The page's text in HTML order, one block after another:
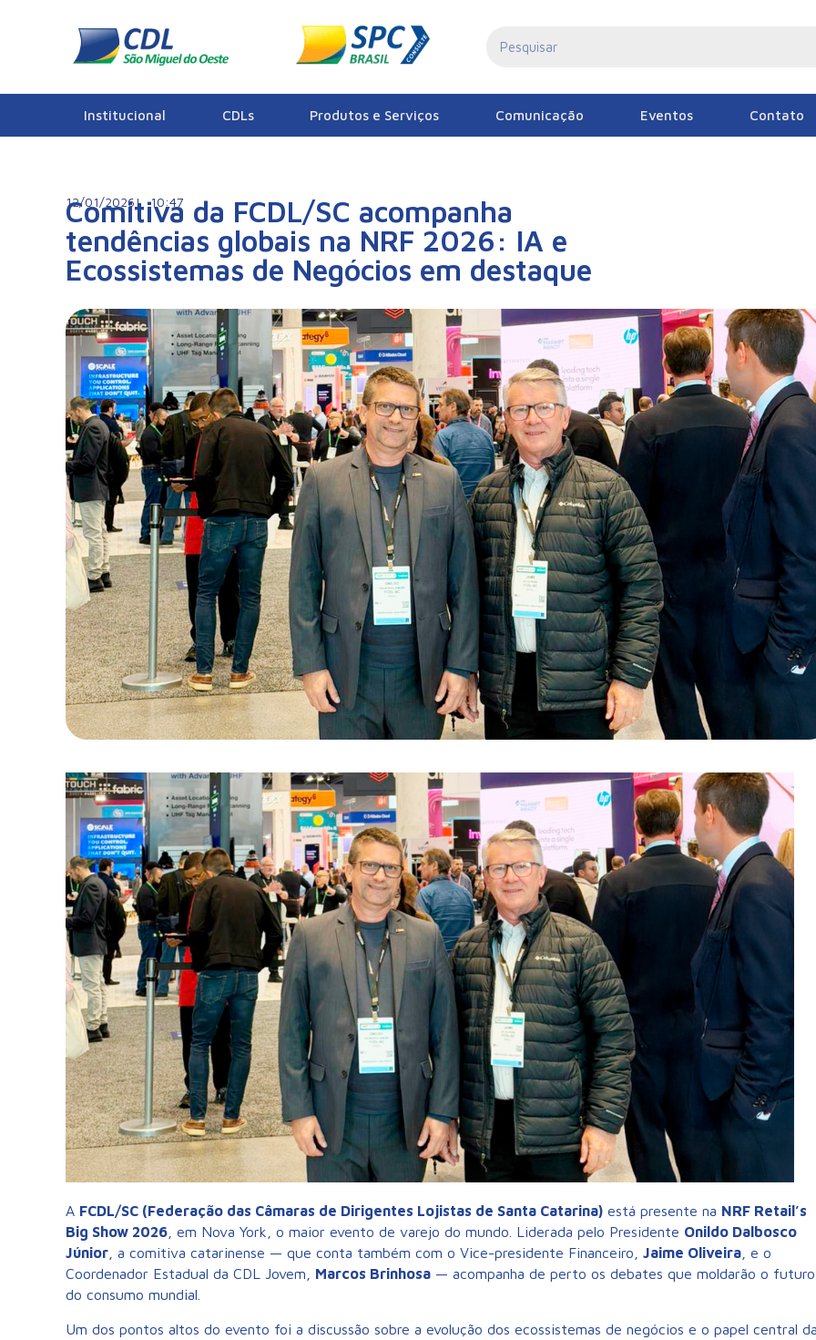
Institucional CDLs Produtos e Serviços Comunicação Eventos Contato
Notícias
12/01/2026| 10:47
Comitiva da FCDL/SC acompanha
tendências globais na NRF 2026: IA e
Ecossistemas de Negócios em destaque
A FCDL/SC (Federação das Câmaras de Dirigentes Lojistas de Santa Catarina) está presente na NRF Retail’s
Big Show 2026 , em Nova York, o maior evento de varejo do mundo. Liderada pelo Presidente Onildo Dalbosco
Júnior , a comitiva catarinense — que conta também com o Vice-presidente Financeiro, Jaime Oliveira , e o
Coordenador Estadual da CDL Jovem, Marcos Brinhosa — acompanha de perto os debates que moldarão o futuro
do consumo mundial.
Um dos pontos altos do evento foi a discussão sobre a evolução dos ecossistemas de negócios e o papel central